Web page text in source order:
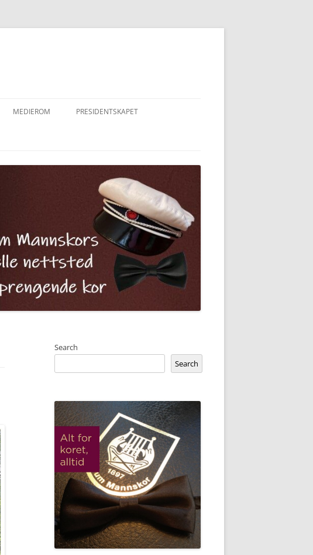
MEDIEROM PRESIDENTSKAPET
Search
Search